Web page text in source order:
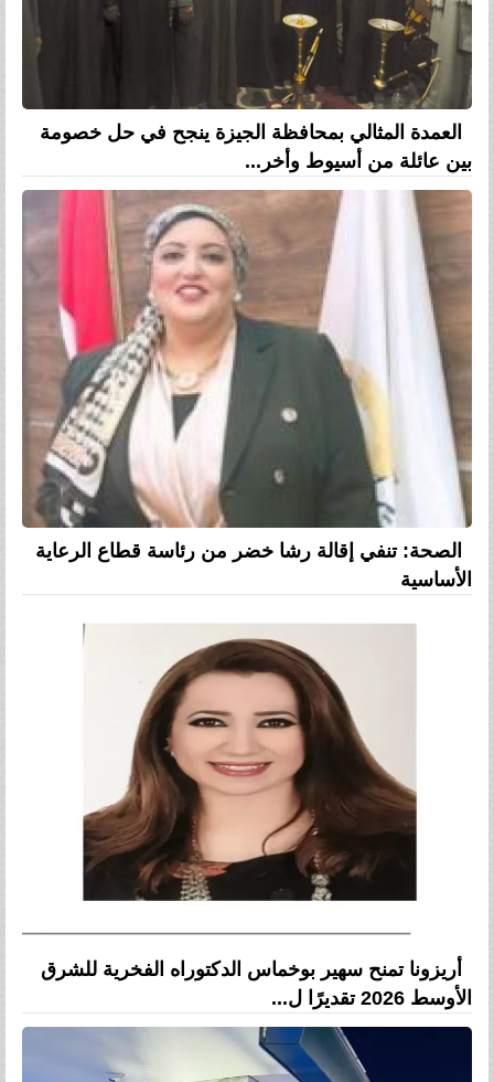
العمدة المثالي بمحافظة الجيزة ينجح في حل خصومة
بين عائلة من أسيوط وأخر...
الصحة: تنفي إقالة رشا خضر من رئاسة قطاع الرعاية
الأساسية
أريزونا تمنح سهير بوخماس الدكتوراه الفخرية للشرق
الأوسط 2026 تقديرًا ل...